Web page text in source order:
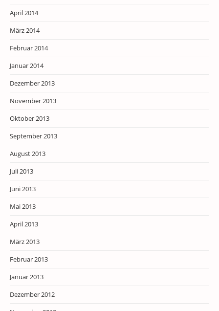
April 2014
März 2014
Februar 2014
Januar 2014
Dezember 2013
November 2013
Oktober 2013
September 2013
August 2013
Juli 2013
Juni 2013
Mai 2013
April 2013
März 2013
Februar 2013
Januar 2013
Dezember 2012